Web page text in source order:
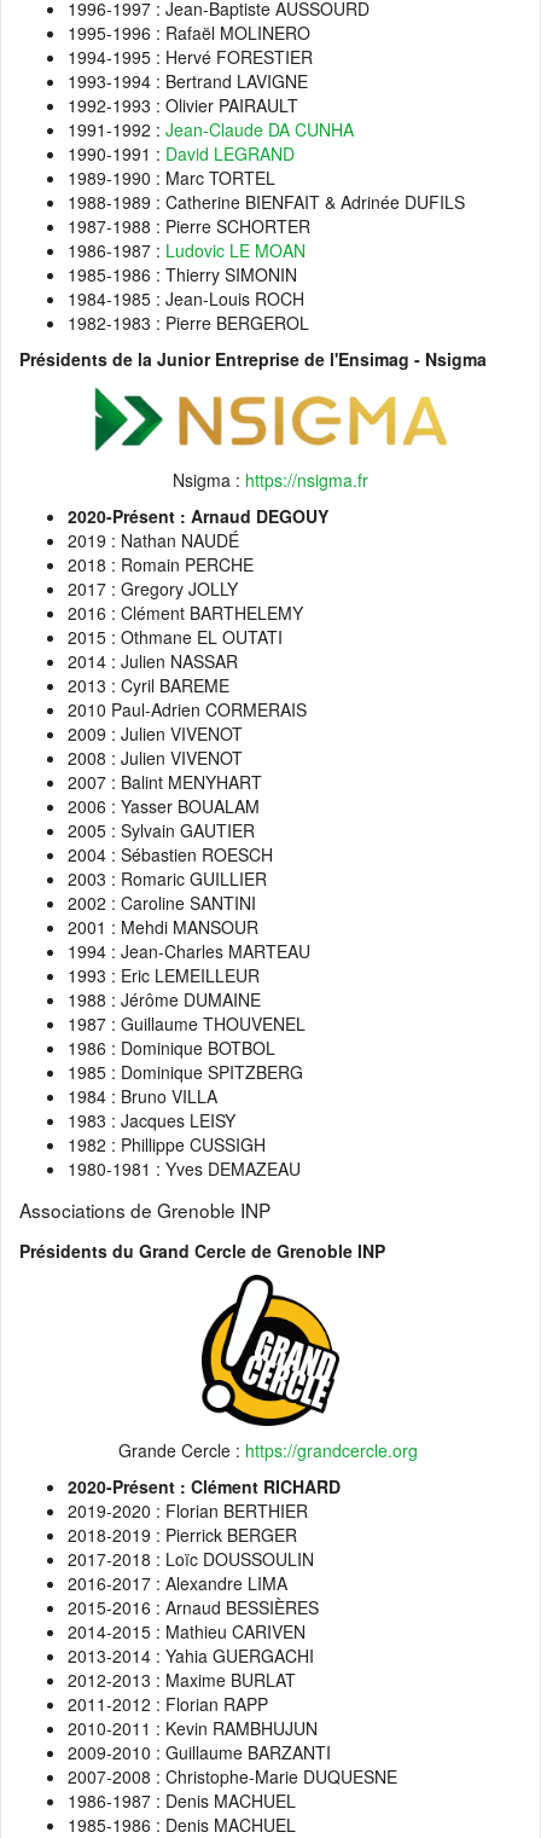
1996-1997 : Jean-Baptiste AUSSOURD
1995-1996 : Rafaël MOLINERO
1994-1995 : Hervé FORESTIER
1993-1994 : Bertrand LAVIGNE
1992-1993 : Olivier PAIRAULT
1991-1992 : Jean-Claude DA CUNHA
1990-1991 : David LEGRAND
1989-1990 : Marc TORTEL
1988-1989 : Catherine BIENFAIT & Adrinée DUFILS
1987-1988 : Pierre SCHORTER
1986-1987 : Ludovic LE MOAN
1985-1986 : Thierry SIMONIN
1984-1985 : Jean-Louis ROCH
1982-1983 : Pierre BERGEROL
Présidents de la Junior Entreprise de l'Ensimag - Nsigma
Nsigma : https://nsigma.fr
2020-Présent : Arnaud DEGOUY
2019 : Nathan NAUDÉ
2018 : Romain PERCHE
2017 : Gregory JOLLY
2016 : Clément BARTHELEMY
2015 : Othmane EL OUTATI
2014 : Julien NASSAR
2013 : Cyril BAREME
2010 Paul-Adrien CORMERAIS
2009 : Julien VIVENOT
2008 : Julien VIVENOT
2007 : Balint MENYHART
2006 : Yasser BOUALAM
2005 : Sylvain GAUTIER
2004 : Sébastien ROESCH
2003 : Romaric GUILLIER
2002 : Caroline SANTINI
2001 : Mehdi MANSOUR
1994 : Jean-Charles MARTEAU
1993 : Eric LEMEILLEUR
1988 : Jérôme DUMAINE
1987 : Guillaume THOUVENEL
1986 : Dominique BOTBOL
1985 : Dominique SPITZBERG
1984 : Bruno VILLA
1983 : Jacques LEISY
1982 : Phillippe CUSSIGH
1980-1981 : Yves DEMAZEAU
Associations de Grenoble INP
Présidents du Grand Cercle de Grenoble INP
Grande Cercle : https://grandcercle.org
2020-Présent : Clément RICHARD
2019-2020 : Florian BERTHIER
2018-2019 : Pierrick BERGER
2017-2018 : Loïc DOUSSOULIN
2016-2017 : Alexandre LIMA
2015-2016 : Arnaud BESSIÈRES
2014-2015 : Mathieu CARIVEN
2013-2014 : Yahia GUERGACHI
2012-2013 : Maxime BURLAT
2011-2012 : Florian RAPP
2010-2011 : Kevin RAMBHUJUN
2009-2010 : Guillaume BARZANTI
2007-2008 : Christophe-Marie DUQUESNE
1986-1987 : Denis MACHUEL
1985-1986 : Denis MACHUEL